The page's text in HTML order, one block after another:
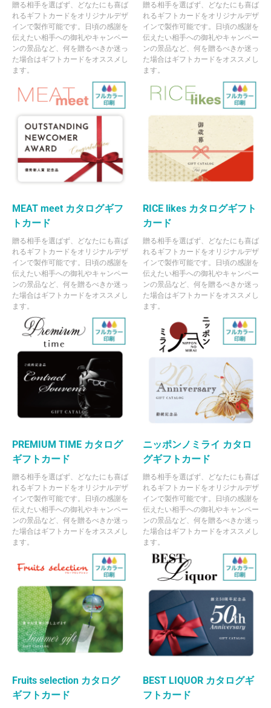
贈る相手を選ばず、どなたにも喜ば
れるギフトカードをオリジナルデザ
インで製作可能です。日頃の感謝を
伝えたい相手への御礼やキャンペー
ンの景品など、何を贈るべきか迷っ
た場合はギフトカードをオススメし
ます。
贈る相手を選ばず、どなたにも喜ば
れるギフトカードをオリジナルデザ
インで製作可能です。日頃の感謝を
伝えたい相手への御礼やキャンペー
ンの景品など、何を贈るべきか迷っ
た場合はギフトカードをオススメし
ます。
MEAT meet カタログギフ
トカード
贈る相手を選ばず、どなたにも喜ば
れるギフトカードをオリジナルデザ
インで製作可能です。日頃の感謝を
伝えたい相手への御礼やキャンペー
ンの景品など、何を贈るべきか迷っ
た場合はギフトカードをオススメし
ます。
RICE likes カタログギフト
カード
贈る相手を選ばず、どなたにも喜ば
れるギフトカードをオリジナルデザ
インで製作可能です。日頃の感謝を
伝えたい相手への御礼やキャンペー
ンの景品など、何を贈るべきか迷っ
た場合はギフトカードをオススメし
ます。
PREMIUM TIME カタログ
ギフトカード
贈る相手を選ばず、どなたにも喜ば
れるギフトカードをオリジナルデザ
インで製作可能です。日頃の感謝を
伝えたい相手への御礼やキャンペー
ンの景品など、何を贈るべきか迷っ
た場合はギフトカードをオススメし
ます。
ニッポンノミライ カタロ
グギフトカード
贈る相手を選ばず、どなたにも喜ば
れるギフトカードをオリジナルデザ
インで製作可能です。日頃の感謝を
伝えたい相手への御礼やキャンペー
ンの景品など、何を贈るべきか迷っ
た場合はギフトカードをオススメし
ます。
Fruits selection カタログ
ギフトカード
BEST LIQUOR カタログギ
フトカード